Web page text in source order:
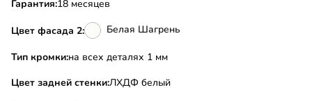
Гарантия:18 месяцев
Цвет фасада 2: Белая Шагрень
Тип кромки:на всех деталях 1 мм
Цвет задней стенки:ЛХДФ белый